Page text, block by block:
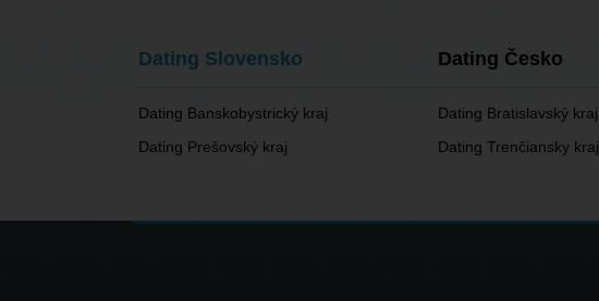
Dating Slovensko Dating Česko
Dating Banskobystrický kraj Dating Bratislavský kraj
Dating Prešovský kraj
Dating Trenčiansky kraj